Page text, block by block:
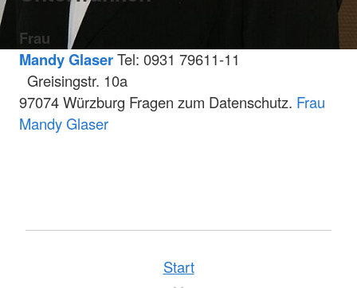
Frau
Mandy GlaserTel: 0931 79611-11
Greisingstr. 10a
97074 Würzburg Fragen zum Datenschutz. Frau
Mandy Glaser
Start